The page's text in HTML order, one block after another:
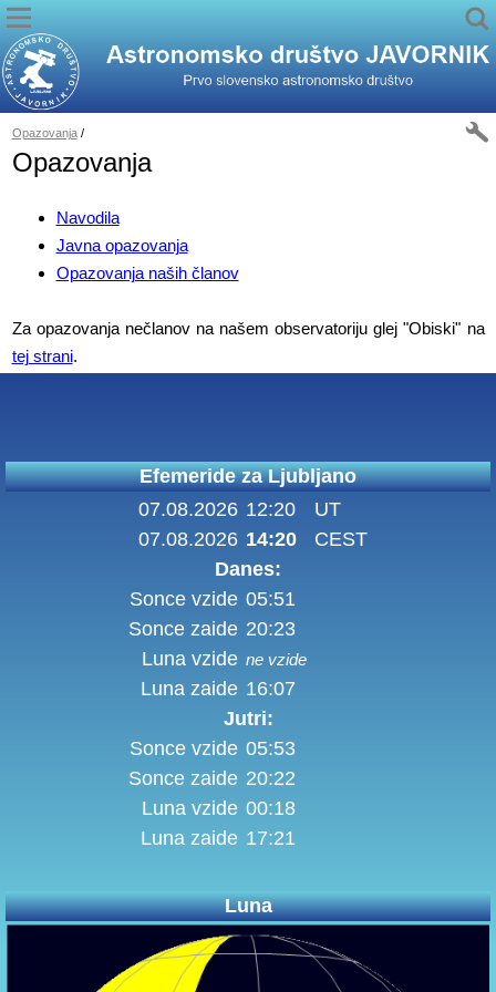
Opazovanja/
Opazovanja
Navodila
Javna opazovanja
Opazovanja naših članov
Za opazovanja nečlanov na našem observatoriju glej "Obiski" na
tej strani.
Efemeride za Ljubljano
07.08.2026 12:20
UT
07.08.2026 14:20
CEST
Danes:
Sonce vzide 05:51
Sonce zaide 20:23
Luna vzide ne vzide
Luna zaide 16:07
Jutri:
Sonce vzide 05:53
Sonce zaide 20:22
Luna vzide 00:18
Luna zaide 17:21
Luna